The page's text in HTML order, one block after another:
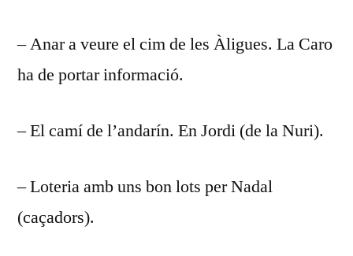
– Anar a veure el cim de les Àligues. La Caro
ha de portar informació.
– El camí de l’andarín. En Jordi (de la Nuri).
– Loteria amb uns bon lots per Nadal
(caçadors).